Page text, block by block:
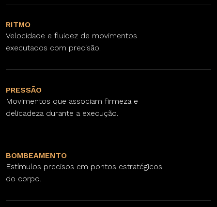
RITMO
Velocidade e fluidez de movimentos
executados com precisão.
PRESSÃO
Movimentos que associam firmeza e
delicadeza durante a execução.
BOMBEAMENTO
Estímulos precisos em pontos estratégicos
do corpo.